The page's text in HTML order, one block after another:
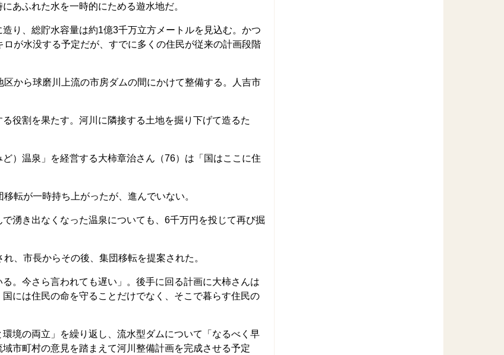
あふれた水を一時的にためる遊水地だ。
り、総貯水容量は約1億3千万立方メートルを見込む。かつ
が水没する予定だが、すでに多くの住民が従来の計画段階
から球磨川上流の市房ダムの間にかけて整備する。人吉市
役割を果たす。河川に隣接する土地を掘り下げて造るた
）温泉」を経営する大柿章治さん（76）は「国はここに住
転が一時持ち上がったが、進んでいない。
湧き出なくなった温泉についても、6千万円を投じて再び掘
、市長からその後、集団移転を提案された。
。今さら言われても遅い」。後手に回る計画に大柿さんは
には住民の命を守ることだけでなく、そこで暮らす住民の
境の両立」を繰り返し、流水型ダムについて「なるべく早
市町村の意見を踏まえて河川整備計画を完成させる予定